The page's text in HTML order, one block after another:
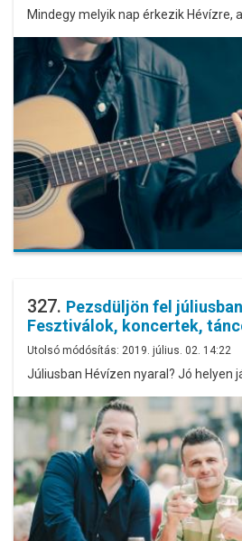
Mindegy melyik nap érkezik Hévízre,
327. Pezsdüljön fel
Fesztiválok, koncertek,
Utolsó módósítás: 2019. július. 02. 14:22
Júliusban Hévízen nyaral? Jó helyen